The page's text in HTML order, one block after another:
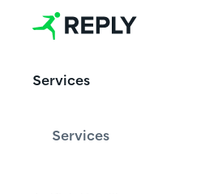
Services
Services